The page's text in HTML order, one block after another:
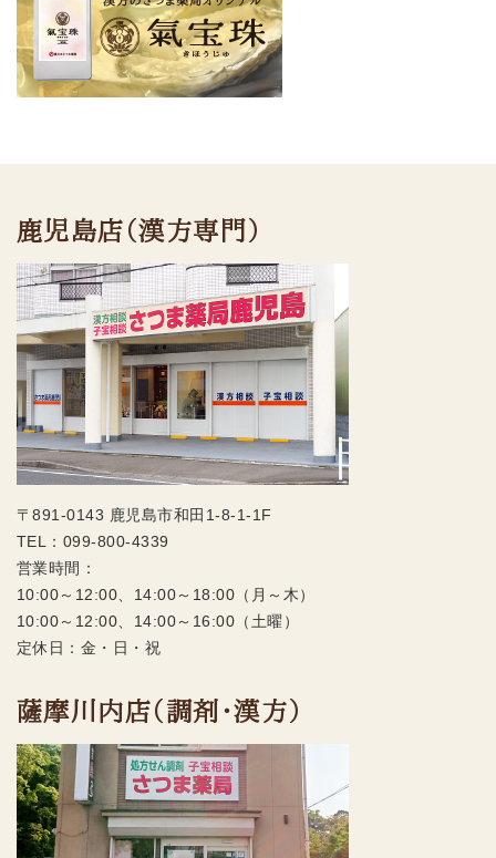
鹿児島店（漢方専門）
〒891-0143 鹿児島市和田1-8-1-1F
TEL： 099-800-4339
営業時間：
10:00～12:00、14:00～18:00（月～木）
10:00～12:00、14:00～16:00（土曜）
定休日：金・日・祝
薩摩川内店（調剤・漢方）